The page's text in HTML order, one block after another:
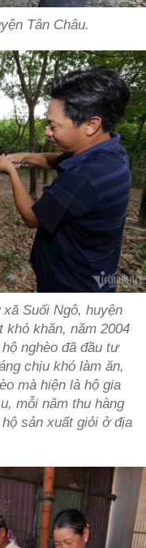
Tân Châu.
Suối Ngô, huyện
khó khăn, năm 2004
nghèo đã đầu tư
chịu khó làm ăn,
mà hiện là hộ gia
mỗi năm thu hàng
sản xuất giỏi ở địa